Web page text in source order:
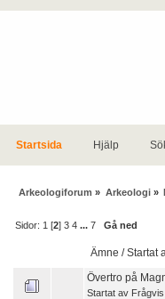
Startsida Hjälp
Arkeologiforum » Arkeologi»
Sidor: 1 [2]3 4 ...7 Gå ned
Ämne /Startat
Övertro på
Startat av